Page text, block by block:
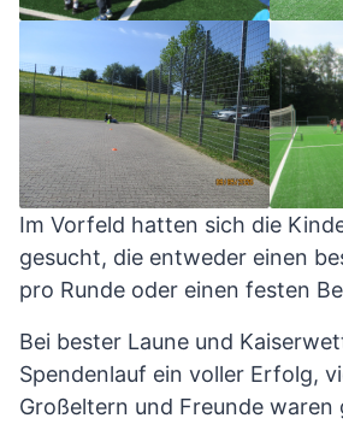
Im Vorfeld hatten sich die
gesucht, die entweder einen
pro Runde oder einen festen
Bei bester Laune und
Spendenlauf ein voller Erfolg,
Großeltern und Freunde waren